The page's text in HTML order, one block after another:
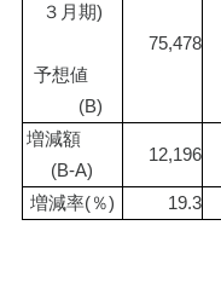
３月期)
予想値
(B)
75,478
増減額
(B-A)
12,196
増減率(％) 19.3